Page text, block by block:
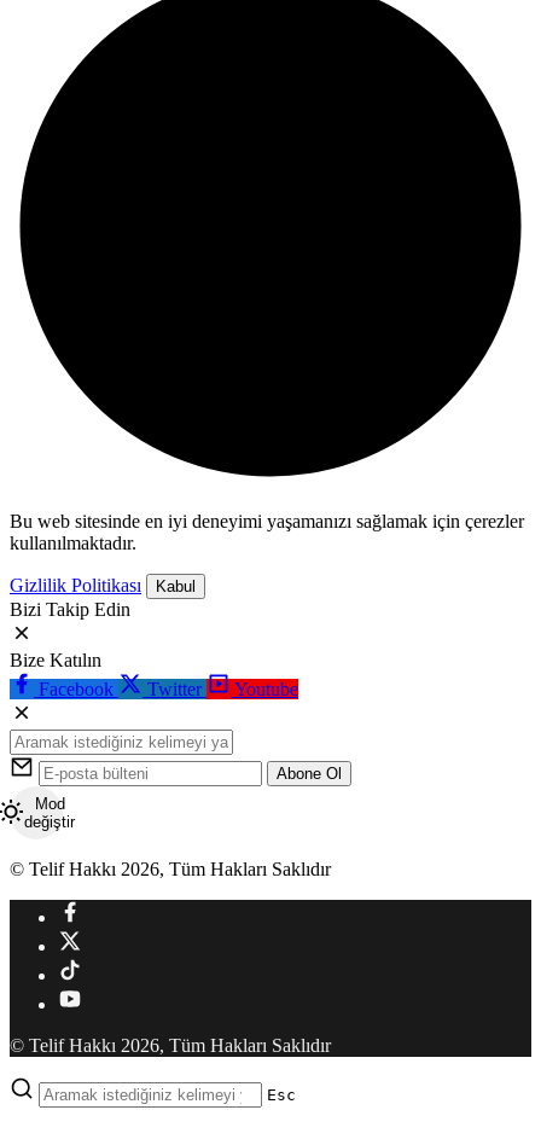
Bu web sitesinde en iyi deneyimi yaşamanızı sağlamak için çerezler
kullanılmaktadır.
Gizlilik Politikası Kabul
Bizi Takip Edin
Bize Katılın
Facebook
Twitter Youtube
Abone Ol
Mod
değiştir
© Telif Hakkı 2026, Tüm Hakları Saklıdır
© Telif Hakkı 2026, Tüm Hakları Saklıdır
Esc